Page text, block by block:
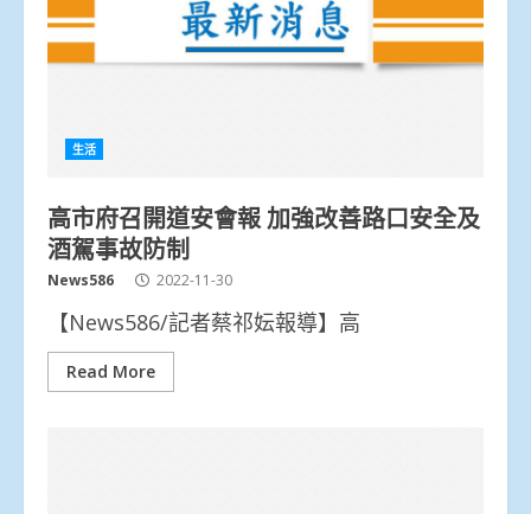
生活
高市府召開道安會報 加強改善路口安全及
酒駕事故防制
News586 2022-11-30
【News586/記者蔡祁妘報導】高
Read More